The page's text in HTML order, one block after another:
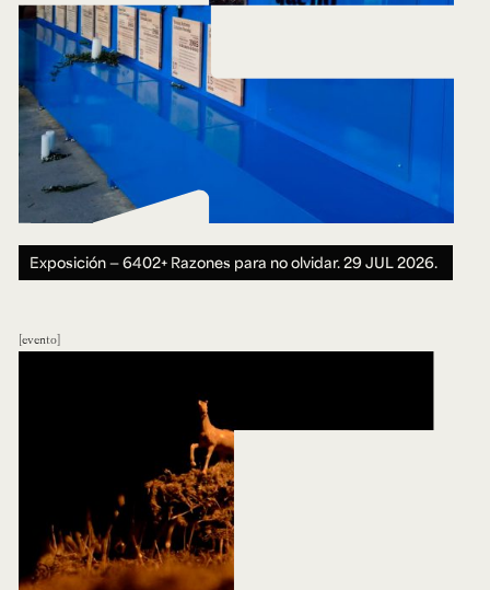
Exposición — 6402+ Razones para no olvidar.29 JUL 2026.
evento